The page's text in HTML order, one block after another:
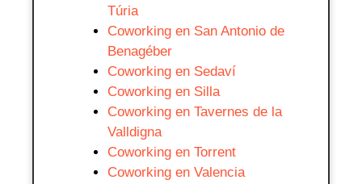
Túria
Coworking en San Antonio de
Benagéber
Coworking en Sedaví
Coworking en Silla
Coworking en Tavernes de la
Valldigna
Coworking en Torrent
Coworking en Valencia